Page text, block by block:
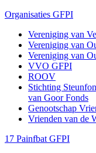
Organisaties GFPI
Vereniging van
Vereniging van
Vereniging van
VVO GFPI
ROOV
Stichting
van Goor Fonds
Genootschap
Vrienden van de
17 Painfbat GFPI